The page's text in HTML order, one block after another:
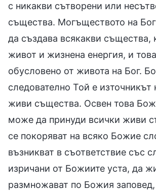
с никакви сътворени или
същества. Могъществото на
да създава всякакви същества,
живот и жизнена енергия, и
обусловено от живота на Бог.
следователно Той е източникът
живи същества. Освен това
може да принуди всички живи
се покоряват на всяко Божие
възникват в съответствие със
изричани от Божиите уста, да
размножават по Божия